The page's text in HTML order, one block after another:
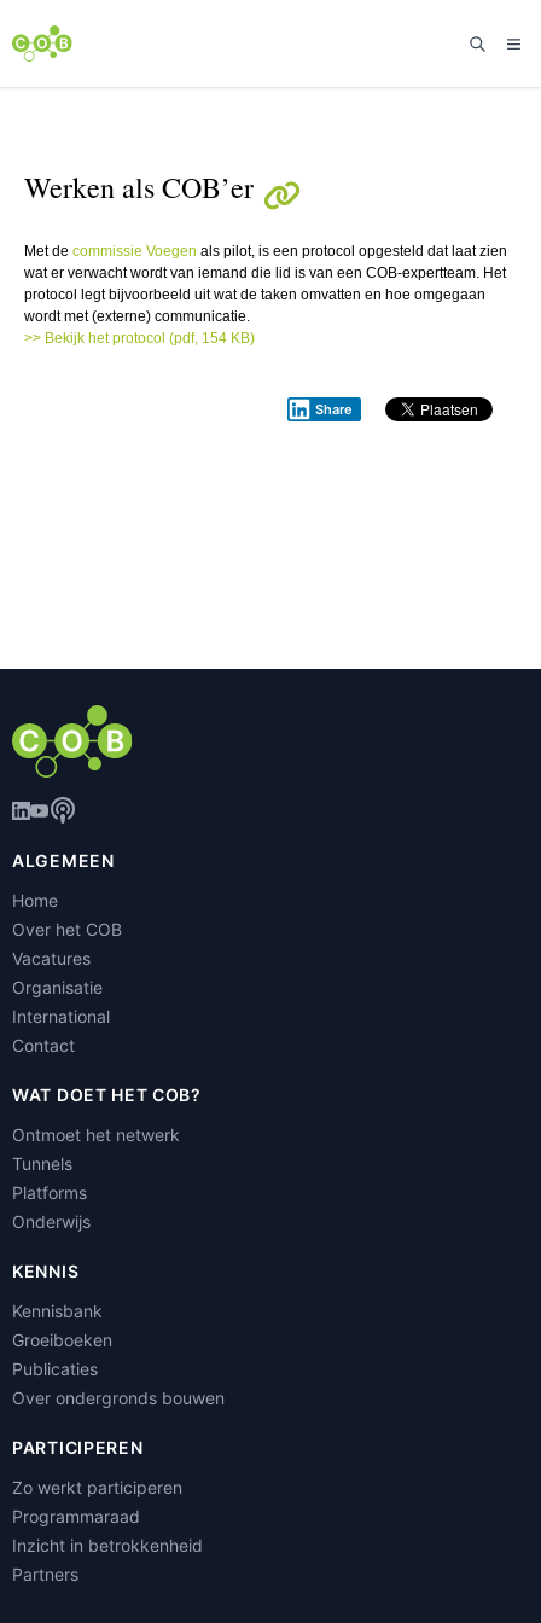
Werken als COB’er
Met de commissie Voegen als pilot, is een protocol opgesteld dat laat zien
wat er verwacht wordt van iemand die lid is van een COB-expertteam. Het
protocol legt bijvoorbeeld uit wat de taken omvatten en hoe omgegaan
wordt met (externe) communicatie.
>> Bekijk het protocol (pdf, 154 KB)
Share
ALGEMEEN
Home
Over het COB
Vacatures
Organisatie
International
Contact
WAT DOET HET COB?
Ontmoet het netwerk
Tunnels
Platforms
Onderwijs
KENNIS
Kennisbank
Groeiboeken
Publicaties
Over ondergronds bouwen
PARTICIPEREN
Zo werkt participeren
Programmaraad
Inzicht in betrokkenheid
Partners